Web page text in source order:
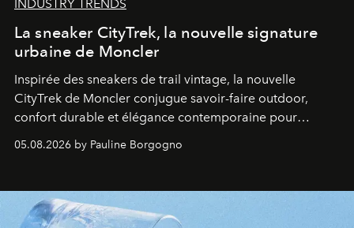
INDUSTRY TRENDS
La sneaker CityTrek, la nouvelle signature
urbaine de Moncler
Inspirée des sneakers de trail vintage, la nouvelle
CityTrek de Moncler conjugue savoir-faire outdoor,
confort durable et élégance contemporaine pour
accompagner les explorations du quotidien.
05.08.2026 by Pauline Borgogno